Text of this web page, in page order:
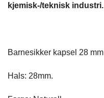
kjemisk-/teknisk industri.
Barnesikker kapsel 28
Hals: 28mm.